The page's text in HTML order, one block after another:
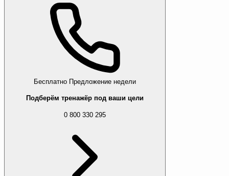
Бесплатно Предложение недели
Подберём тренажёр под ваши цели
0 800 330 295